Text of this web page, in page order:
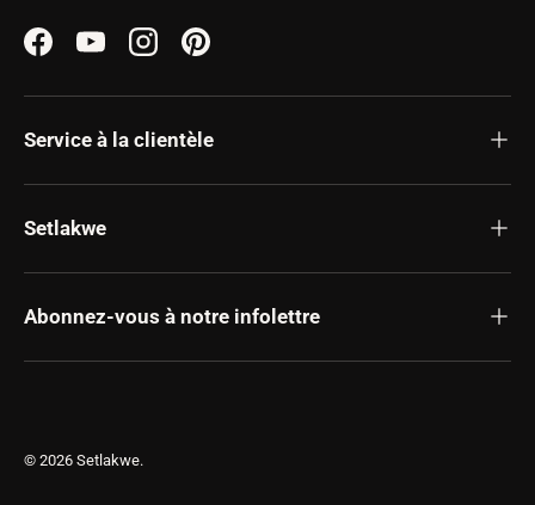
FacebookYouTubeInstagramPinterest
Service à la clientèle
Setlakwe
Abonnez-vous à notre infolettre
© 2026 Setlakwe.